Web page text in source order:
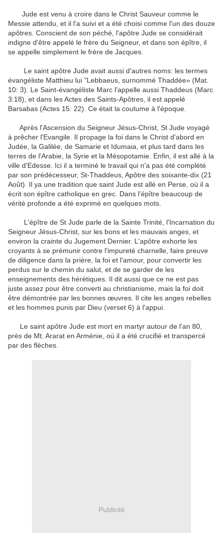
Jude est venu à croire dans le Christ Sauveur comme le
Messie attendu, et il l'a suivi et a été choisi comme l'un des douze
apôtres. Conscient de son péché, l'apôtre Jude se considérait
indigne d'être appelé le frère du Seigneur, et dans son épître, il
se appelle simplement le frère de Jacques.
Le saint apôtre Jude avait aussi d'autres noms: les termes
évangéliste Matthieu lui "Lebbaeus, surnommé Thaddée» (Mat.
10: 3). Le Saint-évangéliste Marc l'appelle aussi Thaddeus (Marc
3:18), et dans les Actes des Saints-Apôtres, il est appelé
Barsabas (Actes 15: 22). Ce était la coutume à l'époque.
Après l'Ascension du Seigneur Jésus-Christ, St Jude voyagé
à prêcher l'Evangile. Il propage la foi dans le Christ d'abord en
Judée, la Galilée, de Samarie et Idumaia, et plus tard dans les
terres de l'Arabie, la Syrie et la Mésopotamie. Enfin, il est allé à la
ville d'Edesse. Ici il a terminé le travail qui n'a pas été complété
par son prédécesseur, St-Thaddeus, Apôtre des soixante-dix (21
Août). Il ya une tradition que saint Jude est allé en Perse, où il a
écrit son épître catholique en grec. Dans l'épître beaucoup de
vérité profonde a été exprimé en quelques mots.
L'épître de St Jude parle de la Sainte Trinité, l'Incarnation du
Seigneur Jésus-Christ, sur les bons et les mauvais anges, et
environ la crainte du Jugement Dernier. L'apôtre exhorte les
croyants à se prémunir contre l'impureté charnelle, faire preuve
de diligence dans la prière, la foi et l'amour, pour convertir les
perdus sur le chemin du salut, et de se garder de les
enseignements des hérétiques. Il dit aussi que ce ne est pas
juste assez pour être converti au christianisme, mais la foi doit
être démontrée par les bonnes œuvres. Il cite les anges rebelles
et les hommes punis par Dieu (verset 6) à l'appui.
Le saint apôtre Jude est mort en martyr autour de l'an 80,
près de Mt. Ararat en Arménie, où il a été crucifié et transpercé
par des flèches.
Publicité